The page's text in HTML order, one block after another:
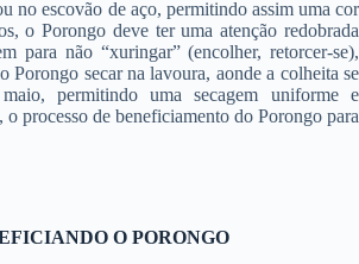
no escovão de aço, permitindo assim uma cor
o Porongo deve ter uma atenção redobrada
para não “xuringar” (encolher, retorcer-se),
Porongo secar na lavoura, aonde a colheita se
permitindo uma secagem uniforme e
processo de beneficiamento do Porongo para
O PORONGO